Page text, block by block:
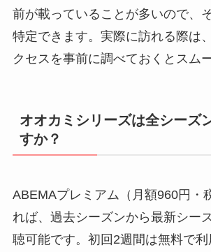
前が載っていることが多いので、
特定できます。実際に訪れる際は
クセスを事前に調べておくとスム
オオカミシリーズは全シーズ
すか？
ABEMAプレミアム（月額960円・
れば、過去シーズンから最新シー
聴可能です。初回2週間は無料で利